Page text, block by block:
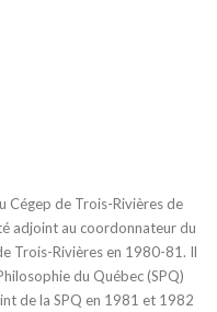
Cégep de Trois-Rivières de
adjoint au coordonnateur du
Trois-Rivières en 1980-81. Il
du Québec (SPQ)
de la SPQ en 1981 et 1982